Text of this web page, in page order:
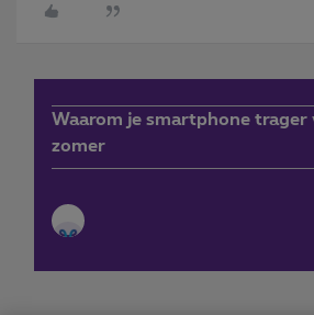
Waarom je smartphone trager
zomer